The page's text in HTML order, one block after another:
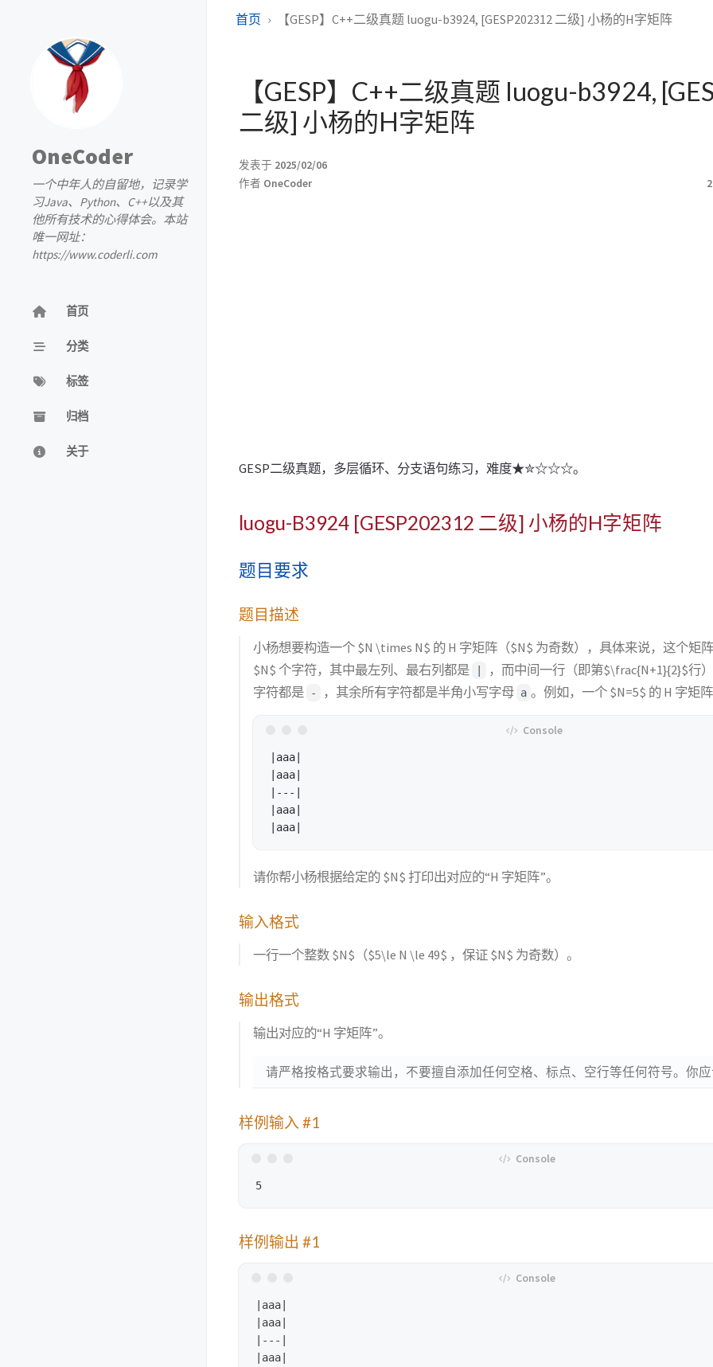
OneCoder
一个中年人的自留地，记录学
习Java、Python、C++以及其
他所有技术的心得体会。本站
唯一网址：
https://www.coderli.com
首页
分类
标签
归档
关于
首页 【GESP】C++二级真题 luogu-b3924, [GESP202312 二级] 小杨的H字矩阵
【GESP】C++二级真题 luogu-b3924,
二级] 小杨的H字矩阵
发表于 2025/02/06
作者 OneCoder
GESP二级真题，多层循环、分支语句练习，难度★✮☆☆☆。
luogu-B3924 [GESP202312 二级] 小杨的H字矩阵
题目要求
题目描述
小杨想要构造一个 $N \times N$ 的 H 字矩阵（$N$ 为奇数），具体来说，这个矩
$N$ 个字符，其中最左列、最右列都是
，而中间一行（即第$\frac{N+1}{2}$行
字符都是
- ，其余所有字符都是半角小写字母 a 。例如，一个 $N=5$ 的 H 字矩
|aaa|
|aaa|
|---|
|aaa|
请你帮小杨根据给定的 $N$ 打印出对应的“H 字矩阵”。
输入格式
一行一个整数 $N$（$5\le N \le 49$ ，保证 $N$ 为奇数）。
输出格式
输出对应的“H 字矩阵”。
请严格按格式要求输出，不要擅自添加任何空格、标点、空行等任何符号。你
样例输入 #1
样例输出 #1
|aaa|
|aaa|
|---|
|aaa|